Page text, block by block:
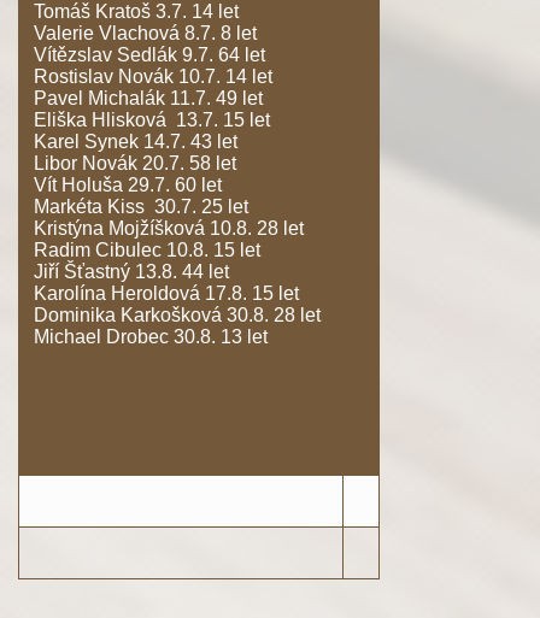
Tomáš Kratoš 3.7. 14 let
Valerie Vlachová 8.7. 8 let
Vítězslav Sedlák 9.7. 64 let
Rostislav Novák 10.7. 14 let
Pavel Michalák 11.7. 49 let
Eliška Hlisková 13.7. 15 let
Karel Synek 14.7. 43 let
Libor Novák 20.7. 58 let
Vít Holuša 29.7. 60 let
Markéta Kiss 30.7. 25 let
Kristýna Mojžíšková 10.8. 28 let
Radim Cibulec 10.8. 15 let
Jiří Šťastný 13.8. 44 let
Karolína Heroldová 17.8. 15 let
Dominika Karkošková 30.8. 28 let
Michael Drobec 30.8. 13 let